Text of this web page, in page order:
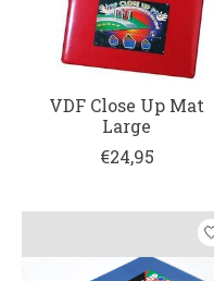
VDF Close Up Mat
Large
€24,95